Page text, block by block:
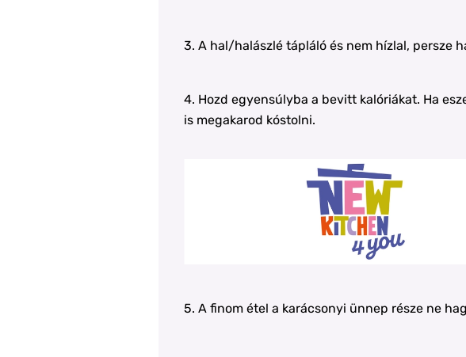
3. A hal/halászlé tápláló és nem hízlal, persze
4. Hozd egyensúlyba a bevitt kalóriákat. Ha
is megakarod kóstolni.
5. A finom étel a karácsonyi ünnep része ne